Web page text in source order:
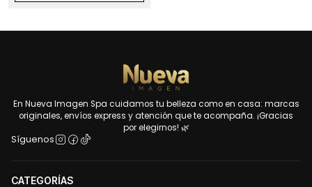
En Nueva Imagen Spa cuidamos tu belleza como en casa: marcas
originales, envíos express y atención que te acompaña. ¡Gracias
por elegirnos! 🌿
Síguenos
CATEGORÍAS